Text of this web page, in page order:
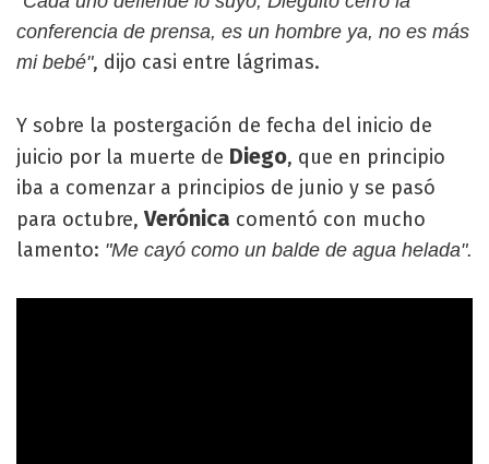
conferencia de prensa, es un hombre ya, no es más
mi bebé", dijo casi entre lágrimas.
Y sobre la postergación de fecha del inicio de
juicio por la muerte de Diego, que en principio
iba a comenzar a principios de junio y se pasó
para octubre, Verónica comentó con mucho
lamento: "Me cayó como un balde de agua helada".